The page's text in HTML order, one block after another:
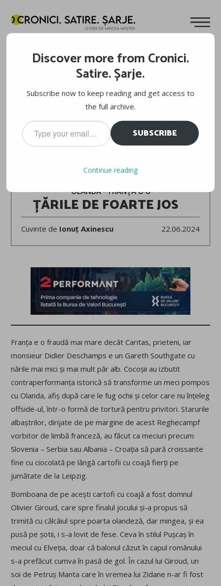
EURO 2024
OLANDA – FRANȚA 0-0
ȚĂRILE DE FOARTE JOS
Cuvinte de Ionuț Axinescu 22.06.2024
Franța e o fraudă mai mare decât Caritas, prieteni, iar
monsieur Didier Deschamps e un Gareth Southgate cu
nările mai mici și mai mult păr alb. Cocoșii au izbutit
contraperformanța istorică să transforme un meci pompos
cu Olanda, afiș după care le fug ochii și celor care nu înțeleg
offside-ul, într-o formă de tortură pentru privitori. Starurile
albaștrilor, dirijate de pe margine de acest Reghecampf
vorbitor de limbă franceză, au făcut ca meciuri precum
Slovenia – Serbia sau Albania – Croația să pară croissante
fine cu ciocolată pe lângă cartofii cu coajă fierți pe
jumătate de la Leipzig.
Bomboana de pe acești cartofi cu coajă a fost domnul
Olivier Giroud, care spre finalul jocului și-a propus să
trimită cu călcâiul spre poarta olandeză, dar mingea, și ea
pusă pe șotii, i s-a lovit de fese. Ceva în stilul Pușcaș în
meciul cu Elveția, doar că balonul căzut în capul românului
s-a prefăcut cumva în pasă de gol. În cazul lui Giroud, un
soi de Petruș Manta care în vremea lui Zidane n-ar fi fost
Discover more from Cronici.
Satire. Șarje.
Subscribe now to keep reading and get access to
the full archive.
Type
your
email…
SUBSCRIBE
Continue reading